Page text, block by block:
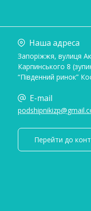
Наша адреса
Запоріжжя, вулиця
Карпинського 8
“Південний ринок”
E-mail
Перейти до